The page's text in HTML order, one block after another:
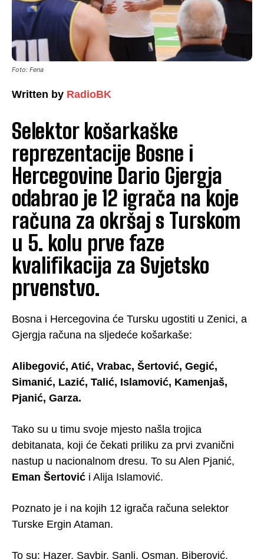
Foto: Fena
Written by RadioBK
Selektor košarkaške
reprezentacije Bosne i
Hercegovine Dario Gjergja
odabrao je 12 igrača na koje
računa za okršaj s Turskom
u 5. kolu prve faze
kvalifikacija za Svjetsko
prvenstvo.
Bosna i Hercegovina će Tursku ugostiti u Zenici, a
Gjergja računa na sljedeće košarkaše:
Alibegović, Atić, Vrabac, Šertović, Gegić,
Simanić, Lazić, Talić, Islamović, Kamenjaš,
Pjanić, Garza.
Tako su u timu svoje mjesto našla trojica
debitanata, koji će čekati priliku za prvi zvanični
nastup u nacionalnom dresu. To su Alen Pjanić,
Eman Šertović i Alija Islamović.
Poznato je i na kojih 12 igrača računa selektor
Turske Ergin Ataman.
To su: Hazer, Saybir, Sanli, Osman, Biberović,